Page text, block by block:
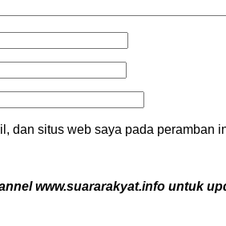
dan situs web saya pada peramban
www.suararakyat.info untuk